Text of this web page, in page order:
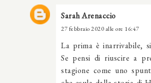
Sarah Arenaccio
27 febbraio 2020 alle ore 16:47
La prima è inarrivabile,
Se pensi di riuscire a
stagione come uno